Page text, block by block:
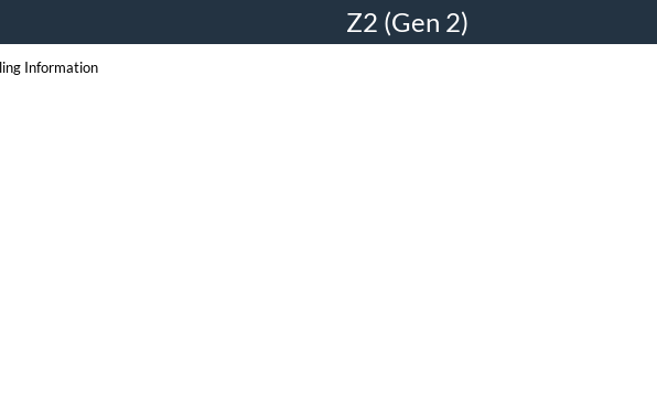
Z2 (Gen 2)
Information